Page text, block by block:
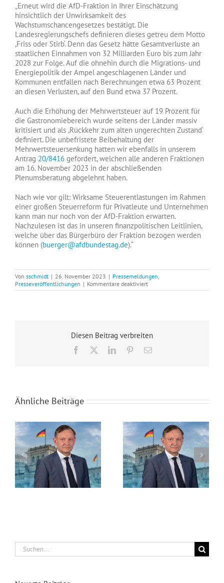
„Erneut wird die AfD-Fraktion in Ihrer Einschätzung
hinsichtlich der Unwirksamkeit des
Wachstumschancengesetzes bestätigt. Die
Landesregierungschefs definieren dieses getreu dem Motto
,Friss oder Stirb‘. Denn das Gesetz hätte Gesamtverluste an
staatlichen Einnahmen von 32 Milliarden Euro bis zum Jahr
2028 zur Folge. Auf die ohnehin durch die Migrations- und
Energiepolitik der Ampel angeschlagenen Länder und
Kommunen entfallen nach Berechnungen etwa 63 Prozent
an diesen Verlusten, auf den Bund etwa 37 Prozent.
Auch die Erhöhung der Mehrwertsteuer auf 19 Prozent für
die Gastronomiebereich wurde seitens der Länder massiv
kritisiert und als ,Rückkehr zum alten ungerechten Zustand‘
definiert. Die unbefristete Beibehaltung der
Mehrwertsteuersenkung hatten wir ebenfalls in unserem
Antrag 20/8416gefordert, welchen alle anderen Fraktionen
am 16. November 2023 in der abschließenden
Plenumsberatung abgelehnt haben.
Nach wie vor gilt: Wirksame Steuerentlastungen im Rahmen
einer großen Steuerreform für Privatleute und Unternehmen
kann man nur noch von der AfD-Fraktion erwarten.
Nachzulesen ist das in unseren finanzpolitischen Leitlinien,
welche über das Bürgerbüro der Fraktion bezogen werden
können (buerger@afdbundestag.de).“
Von sschmidt | 26. November 2023 | Pressemeldungen
Presseveröffentlichungen | Kommentare deaktiviertfür
Bundesrat
zum
Diesen Beitrag verbreiten
Facebook LinkedInPinterest
E-
Ähnliche Beiträge
Suche
nach: